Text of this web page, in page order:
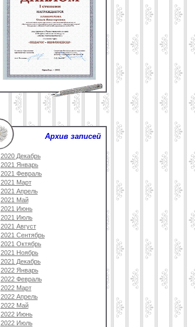
Архив записей
2020 Декабрь
2021 Январь
2021 Февраль
2021 Март
2021 Апрель
2021 Май
2021 Июнь
2021 Июль
2021 Август
2021 Сентябрь
2021 Октябрь
2021 Ноябрь
2021 Декабрь
2022 Январь
2022 Февраль
2022 Март
2022 Апрель
2022 Май
2022 Июнь
2022 Июль